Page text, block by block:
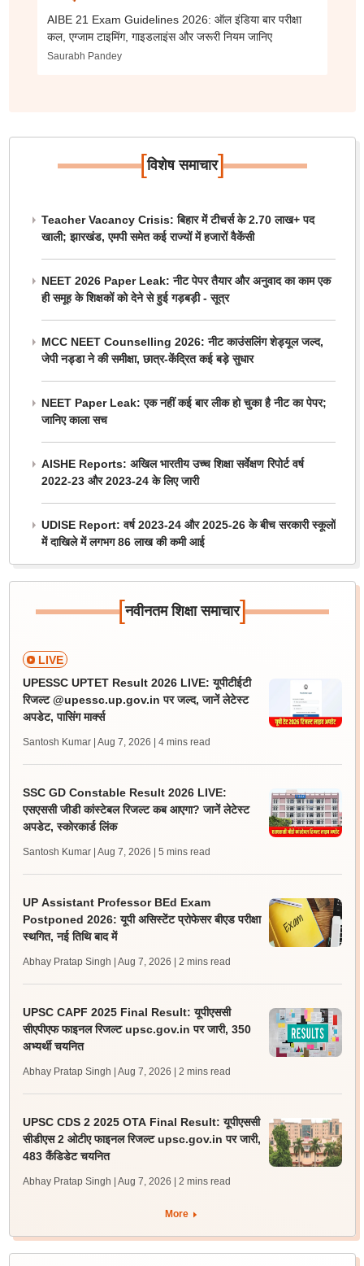
AIBE 21 Exam Guidelines 2026: ऑल इंडिया बार परीक्षा
कल, एग्जाम टाइमिंग, गाइडलाइंस और जरूरी नियम जानिए
Saurabh Pandey
[विशेष समाचार]
Teacher Vacancy Crisis: बिहार में टीचर्स के 2.70 लाख+ पद
खाली; झारखंड, एमपी समेत कई राज्यों में हजारों वैकेंसी
NEET 2026 Paper Leak: नीट पेपर तैयार और अनुवाद का काम एक
ही समूह के शिक्षकों को देने से हुई गड़बड़ी - सूत्र
MCC NEET Counselling 2026: नीट काउंसलिंग शेड्यूल जल्द,
जेपी नड्डा ने की समीक्षा, छात्र-केंद्रित कई बड़े सुधार
NEET Paper Leak: एक नहीं कई बार लीक हो चुका है नीट का पेपर;
जानिए काला सच
AISHE Reports: अखिल भारतीय उच्च शिक्षा सर्वेक्षण रिपोर्ट वर्ष
2022-23 और 2023-24 के लिए जारी
UDISE Report: वर्ष 2023-24 और 2025-26 के बीच सरकारी स्कूलों
में दाखिले में लगभग 86 लाख की कमी आई
[नवीनतम शिक्षा समाचार]
LIVE
UPESSC UPTET Result 2026 LIVE: यूपीटीईटी
रिजल्ट @upessc.up.gov.in पर जल्द, जानें लेटेस्ट
अपडेट, पासिंग मार्क्स
Santosh Kumar | Aug 7, 2026 | 4 mins read
SSC GD Constable Result 2026 LIVE:
एसएससी जीडी कांस्टेबल रिजल्ट कब आएगा? जानें लेटेस्ट
अपडेट, स्कोरकार्ड लिंक
Santosh Kumar | Aug 7, 2026 | 5 mins read
UP Assistant Professor BEd Exam
Postponed 2026: यूपी असिस्टेंट प्रोफेसर बीएड परीक्षा
स्थगित, नई तिथि बाद में
Abhay Pratap Singh | Aug 7, 2026 | 2 mins read
UPSC CAPF 2025 Final Result: यूपीएससी
सीएपीएफ फाइनल रिजल्ट upsc.gov.in पर जारी, 350
अभ्यर्थी चयनित
Abhay Pratap Singh | Aug 7, 2026 | 2 mins read
UPSC CDS 2 2025 OTA Final Result: यूपीएससी
सीडीएस 2 ओटीए फाइनल रिजल्ट upsc.gov.in पर जारी,
483 कैंडिडेट चयनित
Abhay Pratap Singh | Aug 7, 2026 | 2 mins read
More